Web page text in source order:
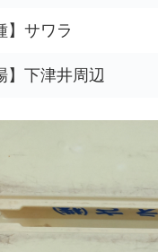
】サワラ
】下津井周辺